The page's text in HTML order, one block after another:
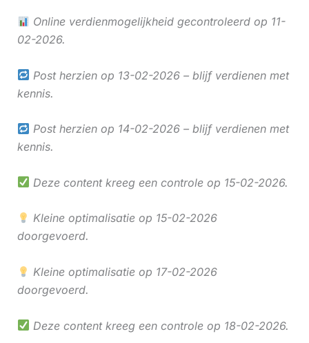
Online verdienmogelijkheid gecontroleerd op 11-
02-2026.
Post herzien op 13-02-2026 – blijf verdienen met
kennis.
Post herzien op 14-02-2026 – blijf verdienen met
kennis.
Deze content kreeg een controle op 15-02-2026.
Kleine optimalisatie op 15-02-2026
doorgevoerd.
Kleine optimalisatie op 17-02-2026
doorgevoerd.
Deze content kreeg een controle op 18-02-2026.